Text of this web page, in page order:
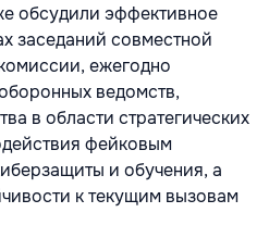
обсудили эффективное
заседаний совместной
ежегодно
ведомств,
в области стратегических
фейковым
и обучения, а
к текущим вызовам